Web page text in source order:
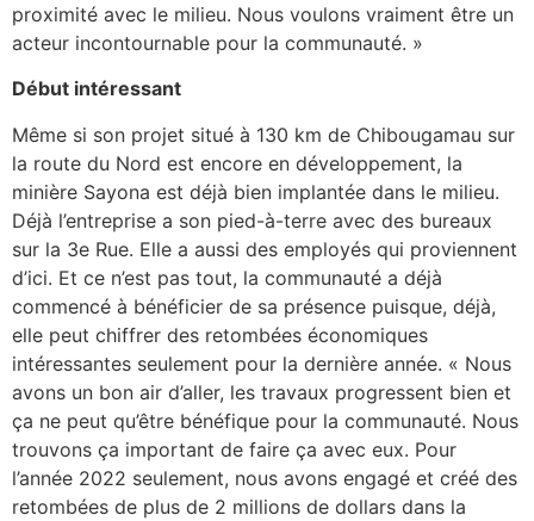
proximité avec le milieu. Nous voulons vraiment être un
acteur incontournable pour la communauté. »
Début intéressant
Même si son projet situé à 130 km de Chibougamau sur
la route du Nord est encore en développement, la
minière Sayona est déjà bien implantée dans le milieu.
Déjà l’entreprise a son pied-à-terre avec des bureaux
sur la 3e Rue. Elle a aussi des employés qui proviennent
d’ici. Et ce n’est pas tout, la communauté a déjà
commencé à bénéficier de sa présence puisque, déjà,
elle peut chiffrer des retombées économiques
intéressantes seulement pour la dernière année. « Nous
avons un bon air d’aller, les travaux progressent bien et
ça ne peut qu’être bénéfique pour la communauté. Nous
trouvons ça important de faire ça avec eux. Pour
l’année 2022 seulement, nous avons engagé et créé des
retombées de plus de 2 millions de dollars dans la